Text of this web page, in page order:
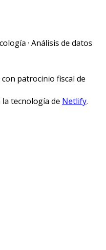
· Análisis de datos
patrocinio fiscal de
la tecnología de Netlify.